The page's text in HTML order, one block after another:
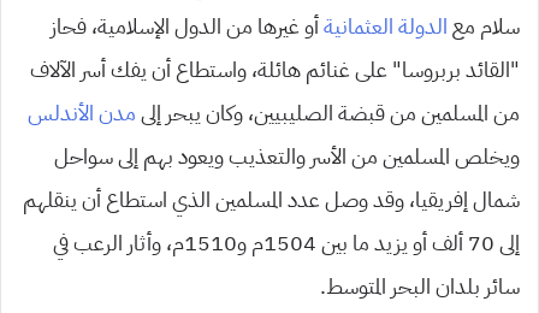
سلام معالدولة العثمانيةأو غيرها من الدول الإسلامية، فحاز
“القائد بربروسا” على غنائم هائلة، واستطاع أن يفك أسر الآلاف
من المسلمين من قبضة الصليبيين، وكان يبحر إلىمدن الأندلس
ويخلص المسلمين من الأسر والتعذيب ويعود بهم إلى سواحل
شمال إفريقيا، وقد وصل عدد المسلمين الذي استطاع أن ينقلهم
إلى 70 ألف أو يزيد ما بين 1504م و1510م، وأثار الرعب في
سائر بلدان البحر المتوسط.